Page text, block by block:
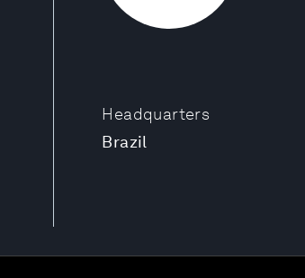
Headquarters
Brazil